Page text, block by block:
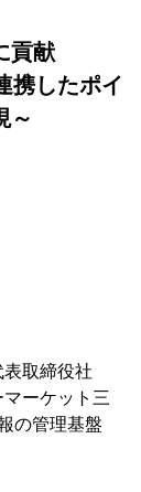
貢献
携したポイ
～
表取締役社
ーケット三
の管理基盤